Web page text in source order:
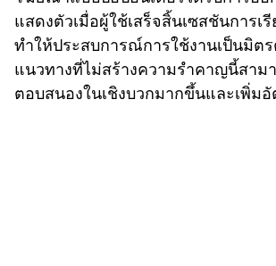
แสดงตัวเมื่อผู้ใช้เสร็จสิ้นเซสชันการเ
ทำให้ประสบการณ์การใช้งานเป็นมิต
แนวทางที่ไม่สร้างความรำคาญนี้สาม
ตอบสนองในเชิงบวกมากขึ้นและเพิ่ม